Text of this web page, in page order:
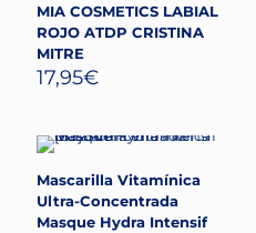
MIA COSMETICS LABIAL
ROJO ATDP CRISTINA
MITRE
17,95€
Mascarilla Vitamínica
Ultra-Concentrada
Masque Hydra Intensif